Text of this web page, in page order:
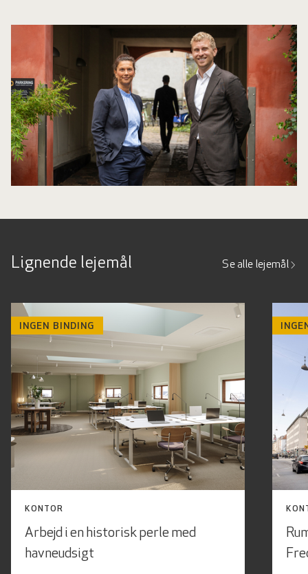
Lignende lejemål Se alle lejemål
INGEN BINDING
KONTOR
Arbejd i en historisk perle med
havneudsigt